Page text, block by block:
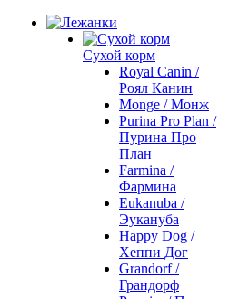
Сухой корм
Royal Canin /
Роял Канин
Monge / Монж
Purina Pro Plan /
Пурина Про
План
Farmina /
Фармина
Eukanuba /
Эукануба
Happy Dog /
Хеппи Дог
Grandorf /
Грандорф